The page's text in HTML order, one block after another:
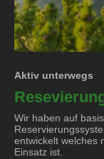
Aktiv unterwegs
Wir haben auf
entwickelt welches
Einsatz ist.